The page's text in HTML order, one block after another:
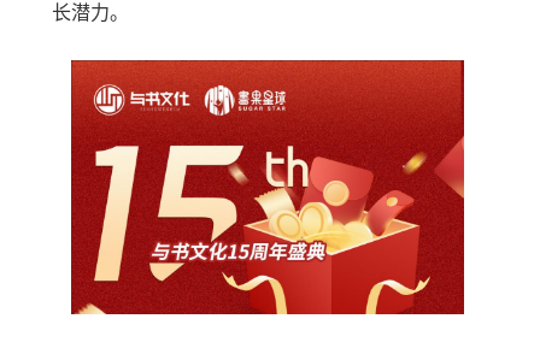
长潜力。